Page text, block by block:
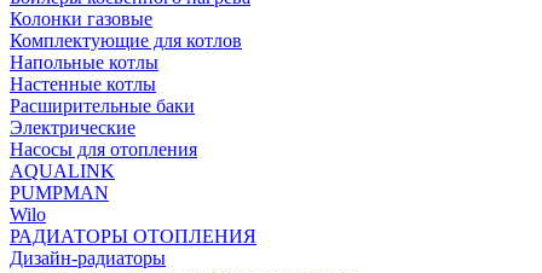
Колонки газовые
Комплектующие для котлов
Напольные котлы
Настенные котлы
Расширительные баки
Электрические
Насосы для отопления
AQUALINK
PUMPMAN
Wilo
РАДИАТОРЫ ОТОПЛЕНИЯ
Дизайн-радиаторы